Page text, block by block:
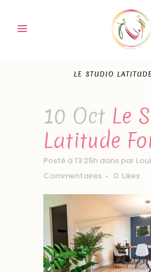
LE STUDIO
10 Oct Le
Latitude
Posté à 13:25h dans par
Commentaires
0 Likes